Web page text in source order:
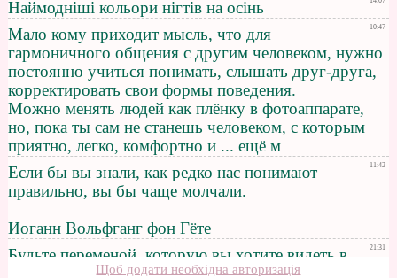
Щоб додати необхідна авторизація